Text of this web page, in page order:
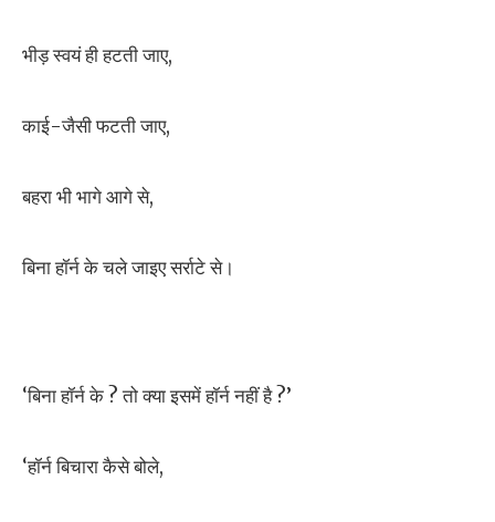
भीड़ स्वयं ही हटती जाए,
काई-जैसी फटती जाए,
बहरा भी भागे आगे से,
बिना हॉर्न के चले जाइए सर्राटे से।
‘बिना हॉर्न के ? तो क्या इसमें हॉर्न नहीं है ?’
‘हॉर्न बिचारा कैसे बोले,